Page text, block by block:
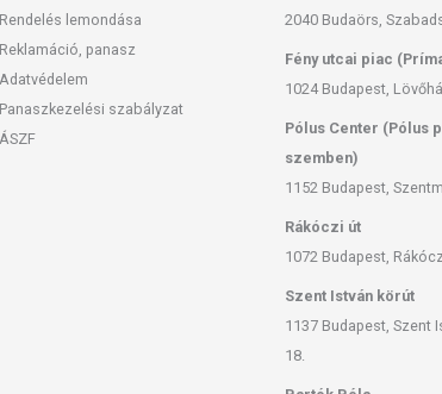
Rendelés lemondása
Reklamáció, panasz
Adatvédelem
Panaszkezelési szabályzat
ÁSZF
2040 Budaörs,
Fény utcai piac
1024 Budapest,
Pólus Center (Pólus
szemben)
1152 Budapest,
Rákóczi út
1072 Budapest,
Szent István körút
1137 Budapest, Szent
18.